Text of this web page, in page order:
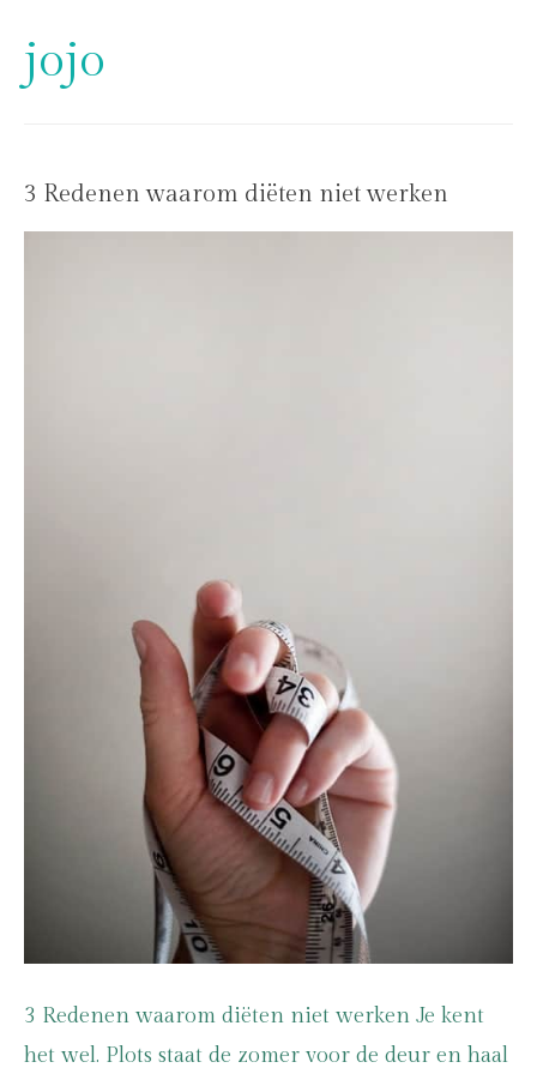
jojo
3 Redenen waarom diëten niet werken
3 Redenen waarom diëten niet werken Je kent
het wel. Plots staat de zomer voor de deur en haal